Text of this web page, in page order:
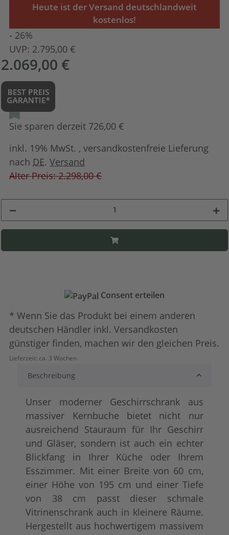
Heute ist der Versand deutschlandweit
kostenlos!
- 26%
UVP: 2.795,00 €
2.069,00 €
Sie sparen derzeit 726,00 €
inkl. 19% MwSt. , versandkostenfreie Lieferung
nach DE.Versand
Alter Preis: 2.298,00 €
Consent erteilen
* Wenn Sie das Produkt bei einem anderen
deutschen Händler inkl. Versandkosten
günstiger finden, machen wir den gleichen Preis.
Lieferzeit: ca. 3 Wochen
Beschreibung
Unser moderner Geschirrschrank aus
massiver Kernbuche bietet nicht nur
ausreichend Stauraum für Ihr Geschirr
und Gläser, sondern ist auch ein echter
Blickfang in Ihrer Küche oder Ihrem
Esszimmer. Mit einer Breite von 60 cm,
einer Höhe von 195 cm und einer Tiefe
von 38 cm passt dieser schmale
Vitrinenschrank auch in kleinere Räume.
Hergestellt aus hochwertigem massivem